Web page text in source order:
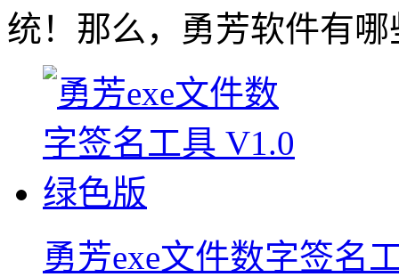
统！那么，勇芳软件有哪
勇芳exe文件数字签名